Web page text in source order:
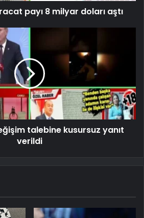
payı 8 milyar doları aştı
talebine kusursuz yanıt
verildi